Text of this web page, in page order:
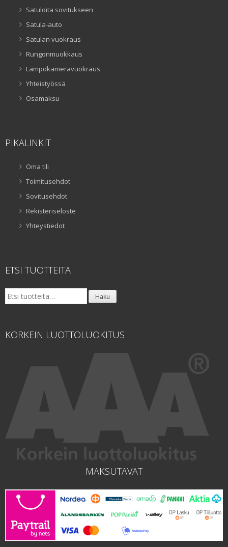
Satuloita sovitukseen
Satula-auto
Satulan vuokraus
Rungonmuokkaus
Lämpökameravuokraus
Yhteistyössä
Osamaksu
PIKALINKIT
Oma tili
Toimitusehdot
Sovitusehdot
Rekisteriseloste
Yhteystiedot
ETSI TUOTTEITA
Etsi: Haku
KORKEIN LUOTTOLUOKITUS
MAKSUTAVAT